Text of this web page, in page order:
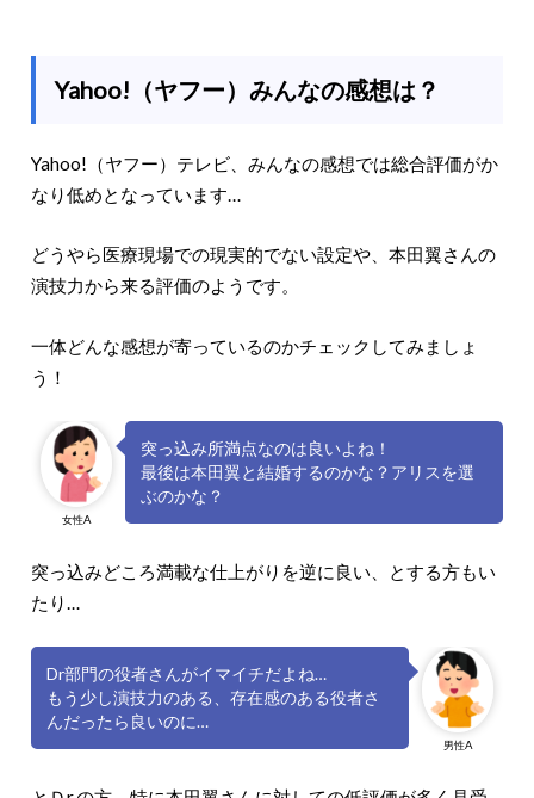
Yahoo!（ヤフー）みんなの感想は？
Yahoo!（ヤフー）テレビ、みんなの感想では総合評価がか
なり低めとなっています…
どうやら医療現場での現実的でない設定や、本田翼さんの
演技力から来る評価のようです。
一体どんな感想が寄っているのかチェックしてみましょ
う！
女性A
突っ込み所満点なのは良いよね！
最後は本田翼と結婚するのかな？アリスを選
ぶのかな？
突っ込みどころ満載な仕上がりを逆に良い、とする方もい
たり…
男性A
Dr部門の役者さんがイマイチだよね…
もう少し演技力のある、存在感のある役者さ
んだったら良いのに…